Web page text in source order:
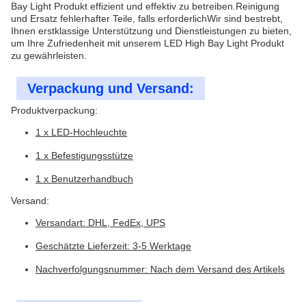
Bay Light Produkt effizient und effektiv zu betreiben.Reinigung
und Ersatz fehlerhafter Teile, falls erforderlichWir sind bestrebt,
Ihnen erstklassige Unterstützung und Dienstleistungen zu bieten,
um Ihre Zufriedenheit mit unserem LED High Bay Light Produkt
zu gewährleisten.
Verpackung und Versand:
Produktverpackung:
1 x LED-Hochleuchte
1 x Befestigungsstütze
1 x Benutzerhandbuch
Versand:
Versandart: DHL, FedEx, UPS
Geschätzte Lieferzeit: 3-5 Werktage
Nachverfolgungsnummer: Nach dem Versand des Artikels